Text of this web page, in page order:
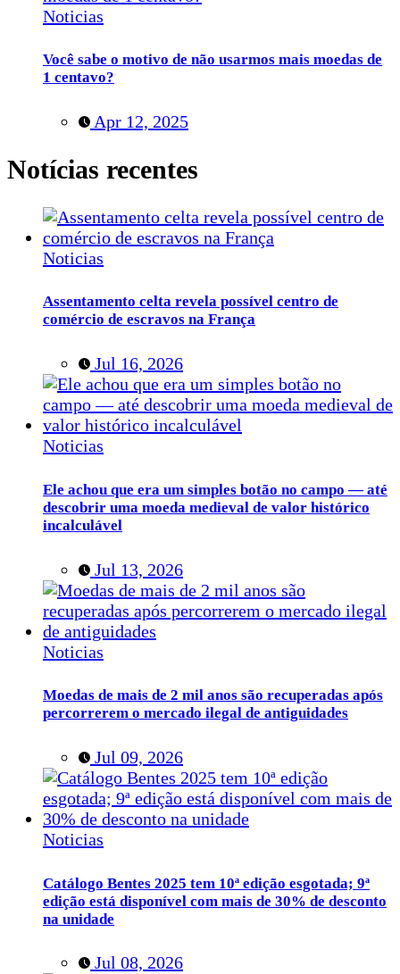
Noticias
Você sabe o motivo de não usarmos mais moedas de
1 centavo?
Apr 12, 2025
Notícias recentes
Noticias
Assentamento celta revela possível centro de
comércio de escravos na França
Jul 16, 2026
Noticias
Ele achou que era um simples botão no campo — até
descobrir uma moeda medieval de valor histórico
incalculável
Jul 13, 2026
Noticias
Moedas de mais de 2 mil anos são recuperadas após
percorrerem o mercado ilegal de antiguidades
Jul 09, 2026
Noticias
Catálogo Bentes 2025 tem 10ª edição esgotada; 9ª
edição está disponível com mais de 30% de desconto
na unidade
Jul 08, 2026